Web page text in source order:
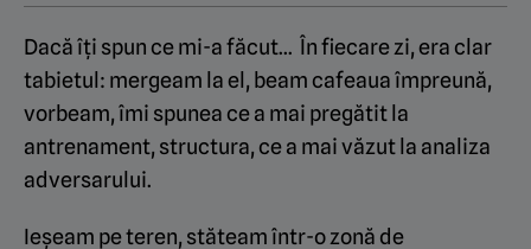
Dacă îți spun ce mi-a făcut… În fiecare zi, era clar
tabietul: mergeam la el, beam cafeaua împreună,
vorbeam, îmi spunea ce a mai pregătit la
antrenament, structura, ce a mai văzut la analiza
adversarului.
Ieșeam pe teren, stăteam într-o zonă de